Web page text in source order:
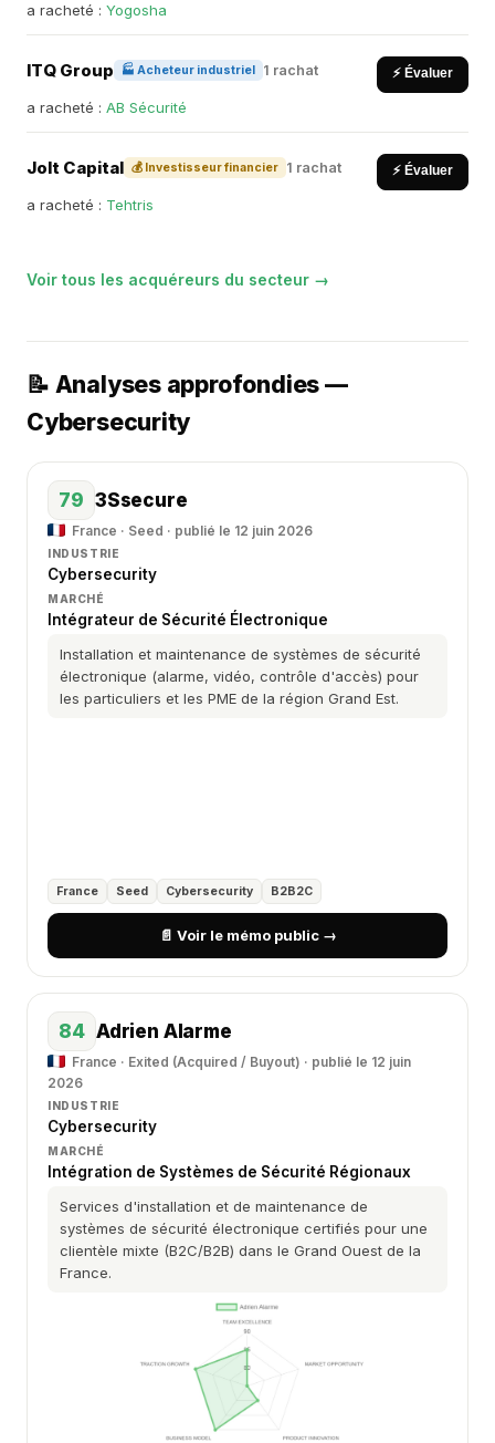
a racheté : Yogosha
ITQ Group 🏭 Acheteur industriel 1 rachat ⚡ Évaluer
a racheté : AB Sécurité
Jolt Capital 💰 Investisseur financier 1 rachat ⚡ Évaluer
a racheté : Tehtris
Voir tous les acquéreurs du secteur →
📝 Analyses approfondies —
Cybersecurity
79 3Ssecure
France · Seed · publié le 12 juin 2026
INDUSTRIE
Cybersecurity
MARCHÉ
Intégrateur de Sécurité Électronique
Installation et maintenance de systèmes de sécurité
électronique (alarme, vidéo, contrôle d'accès) pour
les particuliers et les PME de la région Grand Est.
France Seed Cybersecurity B2B2C
📄 Voir le mémo public →
84 Adrien Alarme
France · Exited (Acquired / Buyout) · publié le 12 juin
2026
INDUSTRIE
Cybersecurity
MARCHÉ
Intégration de Systèmes de Sécurité Régionaux
Services d'installation et de maintenance de
systèmes de sécurité électronique certifiés pour une
clientèle mixte (B2C/B2B) dans le Grand Ouest de la
France.